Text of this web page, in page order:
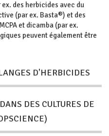
des herbicides avec du
(par ex. Basta®) et des
et dicamba (par ex.
peuvent également être
D'HERBICIDES
DES CULTURES DE